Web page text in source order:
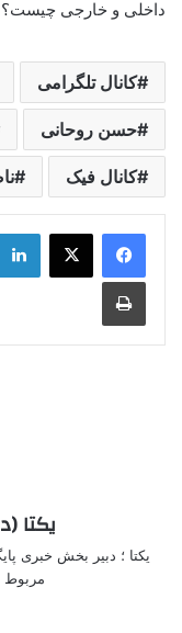
داخلی و خارجی چیست؟
کانال تلگرامی
حسن روحانی
کانال فیک
چاپ
یکتا
یکتا ؛ دبیر بخش خبری